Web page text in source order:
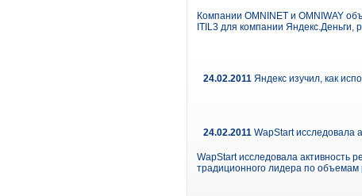
Компании OMNINET и OMNIWAY
ITIL3 для компании Яндекс.Деньги,
24.02.2011 Яндекс изучил, как
24.02.2011 WapStart исследовала
WapStart исследовала активность
традиционного лидера по